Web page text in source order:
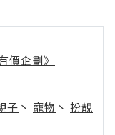
價企劃》
子 丶 寵物 丶 扮靚